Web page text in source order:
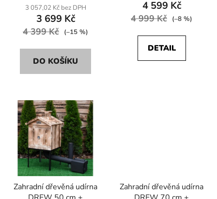
3 057,02 Kč bez DPH
3 699 Kč
4 399 Kč (–15 %)
DO KOŠÍKU
4 599 Kč
4 999 Kč (–8 %)
DETAIL
Zahradní dřevěná udírna
Zahradní dřevěná udírna